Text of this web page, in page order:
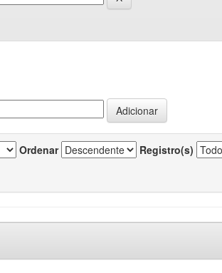
Ordenar Registro(s)